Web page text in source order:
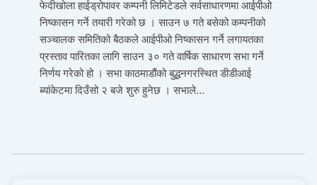
फेदीखोला हाईड्रोपावर कम्पनी लिमिटेडले सर्वसाधारणमा आईपीओ
निष्कासन गर्ने तयारी गरेको छ । साउन ७ गते बसेको कम्पनीको
सञ्चालक समितिको बैठकले आईपीओ निष्कासन गर्ने लगायतका
प्रस्ताव पारितका लागि साउन ३० गते वार्षिक साधारण सभा गर्ने
निर्णय गरेको हो । सभा काठमाडौंको बुद्धनगरस्थित डीडीआई
ब्यांकेटमा दिउँसो २ बजे शुरु हुनेछ । सभाले…